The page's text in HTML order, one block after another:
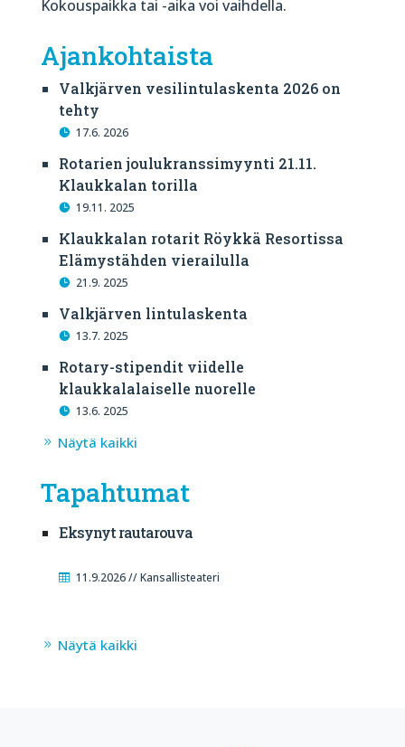
Kokouspaikka tai -aika voi vaihdella.
Ajankohtaista
Valkjärven vesilintulaskenta 2026 on
tehty
17.6. 2026
Rotarien joulukranssimyynti 21.11.
Klaukkalan torilla
19.11. 2025
Klaukkalan rotarit Röykkä Resortissa
Elämystähden vierailulla
21.9. 2025
Valkjärven lintulaskenta
13.7. 2025
Rotary-stipendit viidelle
klaukkalalaiselle nuorelle
13.6. 2025
Näytä kaikki
Tapahtumat
Eksynyt rautarouva
11.9.2026 // Kansallisteateri
Näytä kaikki